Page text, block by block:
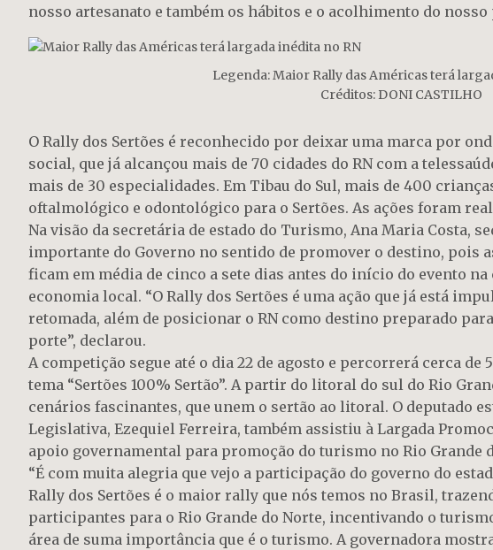
nosso artesanato e também os hábitos e o acolhimento do nosso
Legenda: Maior Rally das Américas terá
Créditos: DONI CASTILHO
O Rally dos Sertões é reconhecido por deixar uma marca por
social, que já alcançou mais de 70 cidades do RN com a
mais de 30 especialidades. Em Tibau do Sul, mais de 400
oftalmológico e odontológico para o Sertões. As ações foram
Na visão da secretária de estado do Turismo, Ana Maria Costa,
importante do Governo no sentido de promover o destino, pois
ficam em média de cinco a sete dias antes do início do evento
economia local. “O Rally dos Sertões é uma ação que já está
retomada, além de posicionar o RN como destino preparado
porte”, declarou.
A competição segue até o dia 22 de agosto e percorrerá cerca de
tema “Sertões 100% Sertão”. A partir do litoral do sul do Rio
cenários fascinantes, que unem o sertão ao litoral. O deputado
Legislativa, Ezequiel Ferreira, também assistiu à Largada
apoio governamental para promoção do turismo no Rio Grande
“É com muita alegria que vejo a participação do governo do
Rally dos Sertões é o maior rally que nós temos no Brasil,
participantes para o Rio Grande do Norte, incentivando o
área de suma importância que é o turismo. A governadora